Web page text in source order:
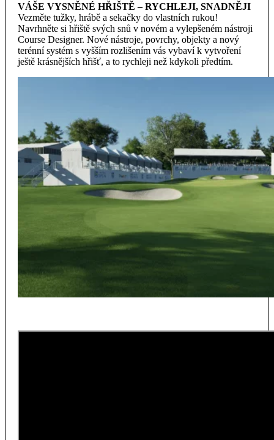
VÁŠE VYSNĚNÉ HŘIŠTĚ – RYCHLEJI, SNADNĚJI
Vezměte tužky, hrábě a sekačky do vlastních rukou!
Navrhněte si hřiště svých snů v novém a vylepšeném nástroji
Course Designer. Nové nástroje, povrchy, objekty a nový
terénní systém s vyšším rozlišením vás vybaví k vytvoření
ještě krásnějších hřišť, a to rychleji než kdykoli předtím.